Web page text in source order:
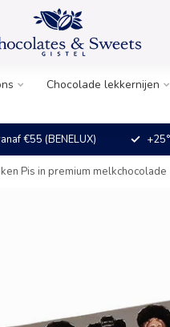
Chocolade lekkernijen
€55 (BENELUX)
Pis in premium melkchocolade